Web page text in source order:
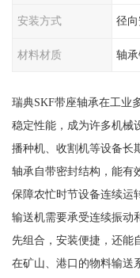
安装方式 径
材料材质 轴承
瑞典SKF带座轴承在工业
稳定性能，成为许多机械
播种机、收割机等设备长
轴承自带密封结构，能有
保障农忙时节设备连续运
输送机需要承受连续振动
先组合，安装便捷，还能
在矿山、港口的物料输送